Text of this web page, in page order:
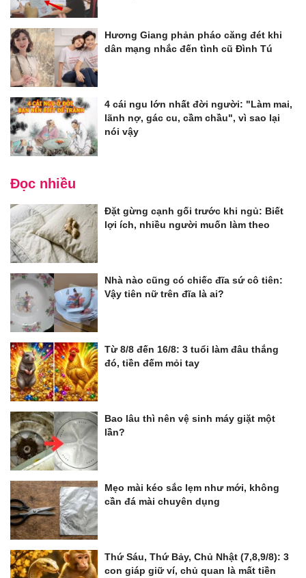
Hương Giang phản pháo căng đét khi
dân mạng nhắc đến tình cũ Đình Tú
4 cái ngu lớn nhất đời người: "Làm mai,
lãnh nợ, gác cu, cầm chầu", vì sao lại
nói vậy
Đọc nhiều
Đặt gừng cạnh gối trước khi ngủ: Biết
lợi ích, nhiều người muốn làm theo
Nhà nào cũng có chiếc đĩa sứ cô tiên:
Vậy tiên nữ trên đĩa là ai?
Từ 8/8 đến 16/8: 3 tuổi làm đâu thắng
đó, tiền đếm mỏi tay
Bao lâu thì nên vệ sinh máy giặt một
lần?
Mẹo mài kéo sắc lẹm như mới, không
cần đá mài chuyên dụng
Thứ Sáu, Thứ Bảy, Chủ Nhật (7,8,9/8): 3
con giáp giữ ví, chủ quan là mất tiền